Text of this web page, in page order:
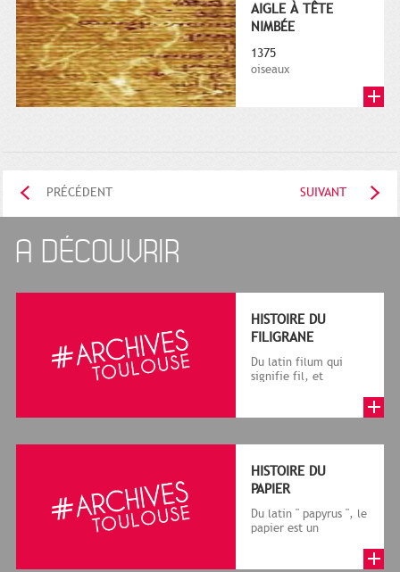
AIGLE À TÊTE
NIMBÉE
1375
oiseaux
PRÉCÉDENT SUIVANT
A DÉCOUVRIR
HISTOIRE DU
FILIGRANE
Du latin filum qui
signifie fil, et
le cadre de la f...
HISTOIRE DU
PAPIER
Du latin " papyrus ", le
papier est un